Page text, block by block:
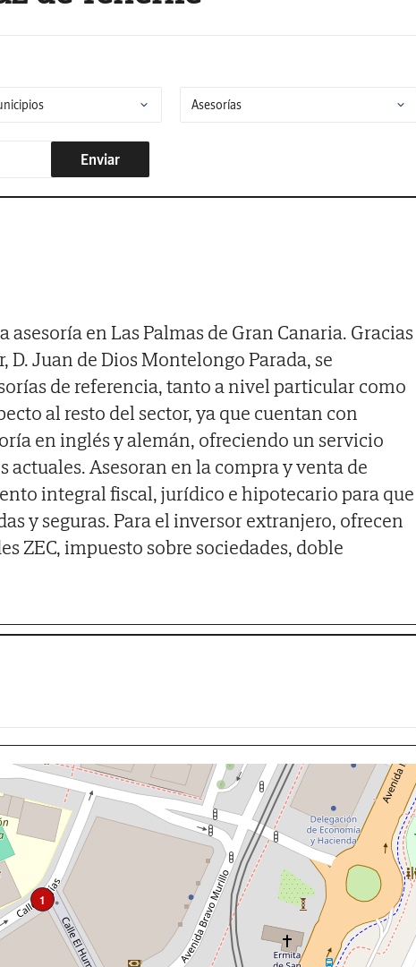
Enviar
en Las Palmas de Gran Canaria. Gracias
Juan de Dios Montelongo Parada, se
de referencia, tanto a nivel particular como
al resto del sector, ya que cuentan con
en inglés y alemán, ofreciendo un servicio
Asesoran en la compra y venta de
integral fiscal, jurídico e hipotecario para que
y seguras. Para el inversor extranjero, ofrecen
ZEC, impuesto sobre sociedades, doble
1